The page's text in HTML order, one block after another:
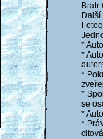
Bratr
*
*
*
*
se
*
*